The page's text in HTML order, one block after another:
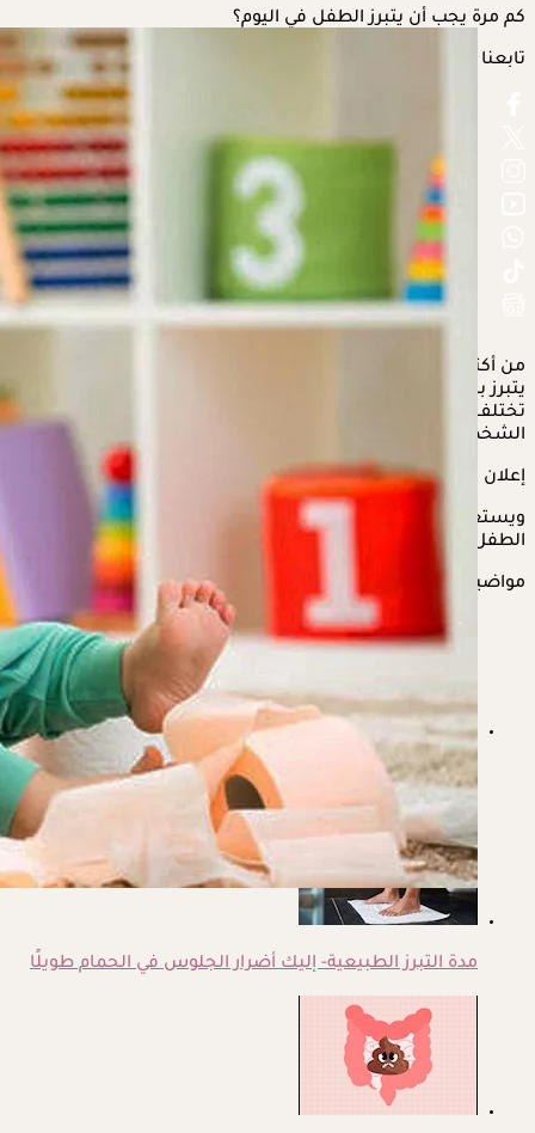
كم مرة يجب أن يتبرز الطفل في اليوم؟
تابعنا على
من أكثر المخاوف شيوعًا لدى الآباء الجدد هو ما إذا كان طفلهم
يتبرز بشكل كافٍ أم أكثر من اللازم، فحركة الأمعاء عند الرضع
تختلف اختلافًا كبيرًا باختلاف العمر وطريقة التغذية وعادات الطفل
الشخصية.
إعلان
ويستعرض "الكونسلتو" في السطور التالية، كم مرة يجب أن يتبرز
الطفل في اليوم؟ ومتى يبدأ القلق؟ بحسب "onlymyhealth".
مواضيع ذات صلة
هل تناول السبانخ يساعد على سهولة التبرز؟ إليك التفاصيل
مدة التبرز الطبيعية- إليك أضرار الجلوس في الحمام طويلًا